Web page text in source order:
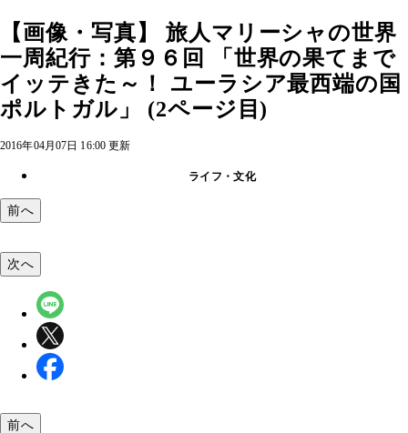
【画像・写真】 旅人マリーシャの世界
一周紀行：第９６回 「世界の果てまで
イッテきた～！ ユーラシア最西端の国
ポルトガル」 (2ページ目)
2016年04月07日 16:00 更新
ライフ・文化
前へ
次へ
前へ